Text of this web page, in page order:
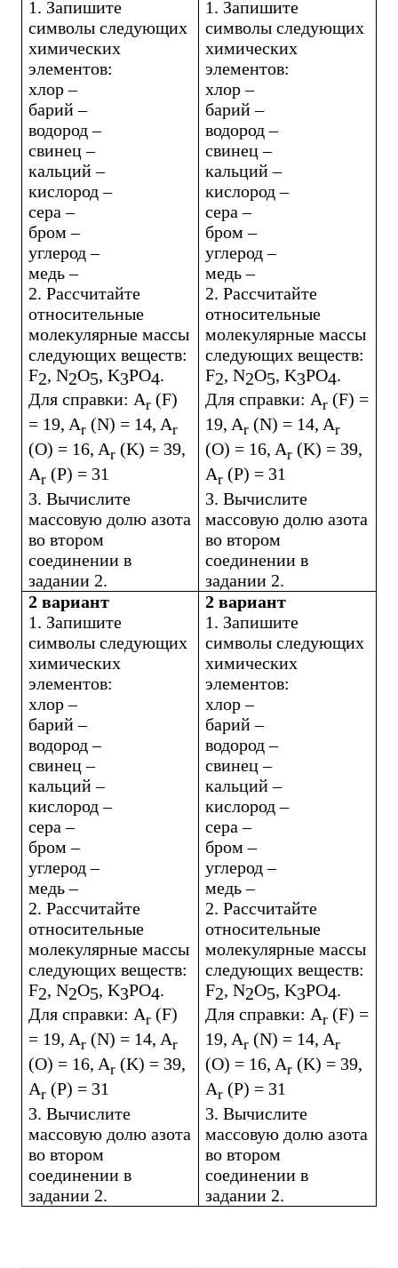
1. Запишите
символы следующих
химических
элементов:
хлор –
барий –
водород –
свинец –
кальций –
кислород –
сера –
бром –
углерод –
медь –
2. Рассчитайте
относительные
молекулярные массы
следующих веществ:
F2,N2O5,K3PO4.
Для справки: Ar (F)
= 19, Ar (N) = 14, Ar
(O) = 16, Ar (K) = 39,
Ar (P) = 31
3. Вычислите
массовую долю азота
во втором
соединении в
задании 2.
1. Запишите
символы следующих
химических
элементов:
хлор –
барий –
водород –
свинец –
кальций –
кислород –
сера –
бром –
углерод –
медь –
2. Рассчитайте
относительные
молекулярные массы
следующих веществ:
F2,N2O5,K3PO4.
Для справки: Ar (F) =
19, Ar (N) = 14, Ar
(O) = 16, Ar (K) = 39,
Ar (P) = 31
3. Вычислите
массовую долю азота
во втором
соединении в
задании 2.
2 вариант
1. Запишите
символы следующих
химических
элементов:
хлор –
барий –
водород –
свинец –
кальций –
кислород –
сера –
бром –
углерод –
медь –
2. Рассчитайте
относительные
молекулярные массы
следующих веществ:
F2,N2O5,K3PO4.
Для справки: Ar (F)
= 19, Ar (N) = 14, Ar
(O) = 16, Ar (K) = 39,
Ar (P) = 31
3. Вычислите
массовую долю азота
во втором
соединении в
задании 2.
2 вариант
1. Запишите
символы следующих
химических
элементов:
хлор –
барий –
водород –
свинец –
кальций –
кислород –
сера –
бром –
углерод –
медь –
2. Рассчитайте
относительные
молекулярные массы
следующих веществ:
F2,N2O5,K3PO4.
Для справки: Ar (F) =
19, Ar (N) = 14, Ar
(O) = 16, Ar (K) = 39,
Ar (P) = 31
3. Вычислите
массовую долю азота
во втором
соединении в
задании 2.